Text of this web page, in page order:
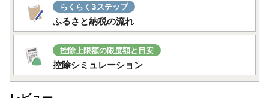
・カラーやサイズ、種類などを選択する返礼品について、ご
希望がある場合は必ず備考欄に記入いただきますようお願い
いたします。
・返礼品の送付は、日向市外にお住まいの方に限らせていた
だきます。
らくらく3ステップ
ふるさと納税の流れ
控除上限額の限度額と目安
控除シミュレーション